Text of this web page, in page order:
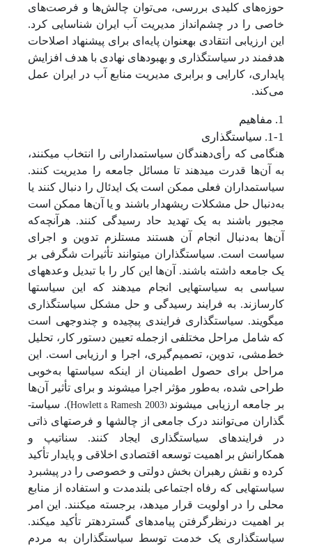
حوزه‌های کلیدی بررسی، می‌توان چالش‌ها و فرصت‌های
خاصی را در چشم‌انداز مدیریت آب ایران شناسایی کرد.
این ارزیابی انتقادی به­عنوان پایه‌ای برای پیشنهاد اصلاحات
هدفمند در سیاست­گذاری و بهبودهای نهادی با هدف افزایش
پایداری، کارایی و برابری مدیریت منابع آب در ایران عمل
می‌کند.
1. مفاهیم
1-1. سیاست­گذاری
هنگامی که رأی‌دهندگان سیاستمدارانی را انتخاب می­کنند،
به آن‌ها قدرت می­دهند تا مسائل جامعه را مدیریت کنند.
سیاستمداران فعلی ممکن است یک ایدئال را دنبال کنند یا
به‌دنبال حل مشکلات ریشه­دار باشند و یا آن‌ها ممکن است
مجبور باشند به یک تهدید حاد رسیدگی کنند. هرآنچه‌که
آن‌ها به‌دنبال انجام آن هستند مستلزم تدوین و اجرای
سیاست است. سیاست­گذاران می­توانند تأثیرات شگرفی بر
یک جامعه داشته باشند. آن‌ها این کار را با تبدیل وعده­های
سیاسی به سیاست­هایی انجام می­دهند که این سیاست­ها
کارسازند. به فرایند رسیدگی و حل مشکل سیاست­گذاری
می­گویند. سیاست­گذاری فرایندی پیچیده و چندوجهی است
که شامل مراحل مختلفی ازجمله تعیین دستور کار، تحلیل
خط‌مشی، تدوین، تصمیم‌گیری، اجرا و ارزیابی است. این
مراحل برای حصول اطمینان از اینکه سیاست­ها به‌خوبی
طراحی شده، به‌طور مؤثر اجرا می­شوند و برای تأثیر آن‌ها
بر جامعه ارزیابی می­شوند Howlett & Ramesh, 2003)). سیاست­
گذاران می‌توانند درک جامعی از چالش­ها و فرصت­های ذاتی
در فرایندهای سیاست­گذاری ایجاد کنند. سناتیپ و
همکارانش بر اهمیت توسعه اقتصادی اخلاقی و پایدار تأکید
کرده و نقش رهبران بخش دولتی و خصوصی را در پیشبرد
سیاست­هایی که رفاه اجتماعی بلندمدت و استفاده از منابع
محلی را در اولویت قرار می­دهد، برجسته می­کنند. این امر
بر اهمیت درنظرگرفتن پیامدهای گسترده­تر تأکید می­کند.
سیاست­گذاری یک خدمت توسط سیاست­گذاران به مردم